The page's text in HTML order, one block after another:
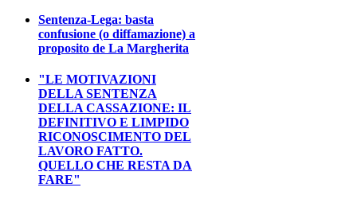
Sentenza-Lega: basta
confusione (o diffamazione) a
proposito de La Margherita
"LE MOTIVAZIONI
DELLA SENTENZA
DELLA CASSAZIONE: IL
DEFINITIVO E LIMPIDO
RICONOSCIMENTO DEL
LAVORO FATTO.
QUELLO CHE RESTA DA
FARE"